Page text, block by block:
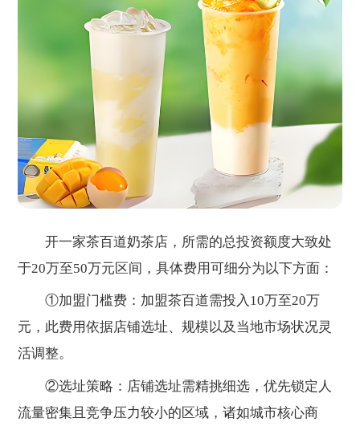
开一家茶百道奶茶店，所需的总投资额度大致处
于20万至50万元区间，具体费用可细分为以下方面：
①加盟门槛费：加盟茶百道需投入10万至20万
元，此费用依据店铺选址、规模以及当地市场状况灵
活调整。
②选址策略：店铺选址需精挑细选，优先锁定人
流量密集且竞争压力较小的区域，诸如城市核心商